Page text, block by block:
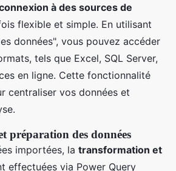
à des sources de
flexible et simple. En utilisant
données", vous pouvez accéder
tels que Excel, SQL Server,
en ligne. Cette fonctionnalité
centraliser vos données et
préparation des données
importées, la transformation et
effectuées via Power Query